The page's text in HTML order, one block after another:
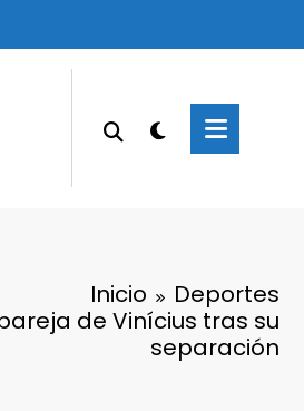
Inicio
Deportes
de Vinícius tras su
separación